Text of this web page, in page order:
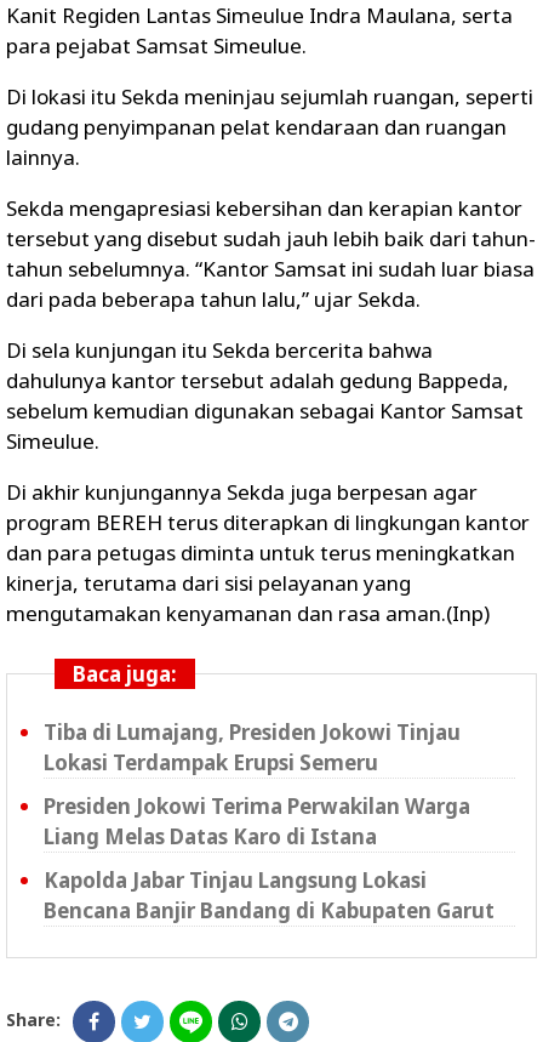
Kanit Regiden Lantas Simeulue Indra Maulana, serta
para pejabat Samsat Simeulue.
Di lokasi itu Sekda meninjau sejumlah ruangan, seperti
gudang penyimpanan pelat kendaraan dan ruangan
lainnya.
Sekda mengapresiasi kebersihan dan kerapian kantor
tersebut yang disebut sudah jauh lebih baik dari tahun-
tahun sebelumnya. “Kantor Samsat ini sudah luar biasa
dari pada beberapa tahun lalu,” ujar Sekda.
Di sela kunjungan itu Sekda bercerita bahwa
dahulunya kantor tersebut adalah gedung Bappeda,
sebelum kemudian digunakan sebagai Kantor Samsat
Simeulue.
Di akhir kunjungannya Sekda juga berpesan agar
program BEREH terus diterapkan di lingkungan kantor
dan para petugas diminta untuk terus meningkatkan
kinerja, terutama dari sisi pelayanan yang
mengutamakan kenyamanan dan rasa aman.(Inp)
Baca juga:
Tiba di Lumajang, Presiden Jokowi Tinjau
Lokasi Terdampak Erupsi Semeru
Presiden Jokowi Terima Perwakilan Warga
Liang Melas Datas Karo di Istana
Kapolda Jabar Tinjau Langsung Lokasi
Bencana Banjir Bandang di Kabupaten Garut
Share: